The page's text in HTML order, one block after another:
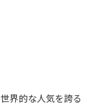
界的な人気を誇る